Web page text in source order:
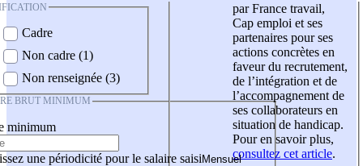
Cadre
Non cadre (1)
Non renseignée (3)
BRUT MINIMUM
minimum
une périodicité pour le salaire saisi
par France travail,
Cap emploi et ses
partenaires pour ses
actions concrètes en
faveur du recrutement,
de l’intégration et de
l’accompagnement de
ses collaborateurs en
situation de handicap.
Pour en savoir plus,
consultez cet article.